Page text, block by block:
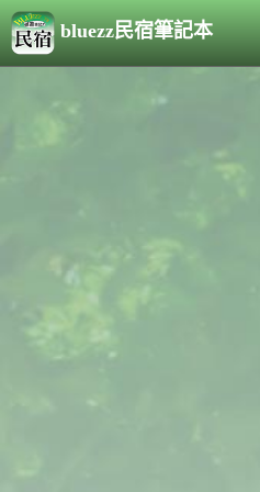
bluezz民宿筆記本